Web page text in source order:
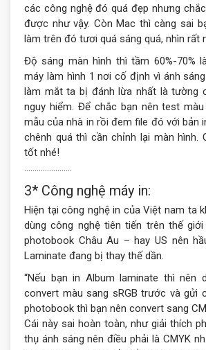
các công nghệ đó quá đẹp nhưng
được như vậy. Còn Mac thì càng sai
làm trên đó tươi quá sáng quá, nhìn rất
Độ sáng màn hình thì tầm 60%-70%
máy làm hình 1 nơi cố định vì ánh
làm mắt ta bị đánh lừa nhất là tường
nguy hiểm. Để chắc bạn nên test
mẫu của nhà in rồi đem file đó với bản
chênh quá thì cần chỉnh lại màn hình.
tốt nhé!
3* Công nghệ máy in:
Hiện tại công nghệ in của Việt nam ta
dùng công nghệ tiên tiến trên thế giới
photobook Châu Au – hay US nên
Laminate đang bị thay thế dần.
“Nếu bạn in Album laminate thì nên
convert màu sang sRGB trước và gửi
photobook thì bạn nên convert sang
Cái này sai hoàn toàn, như giải thích
thụ ánh sáng nên điều phải là CMYK